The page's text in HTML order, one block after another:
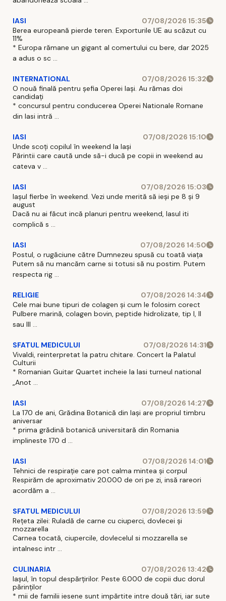
IASI
07/08/2026 15:35
Berea europeană pierde teren. Exporturile UE au scăzut cu
11%
* Europa rămane un gigant al comertului cu bere, dar 2025
a adus o sc ...
INTERNATIONAL
07/08/2026 15:32
O nouă finală pentru șefia Operei Iași. Au rămas doi
candidați
* concursul pentru conducerea Operei Nationale Romane
din Iasi intră ...
IASI
07/08/2026 15:10
Unde scoți copilul în weekend la Iași
Părintii care caută unde să-i ducă pe copii in weekend au
cateva v ...
IASI
07/08/2026 15:03
Iașul fierbe în weekend. Vezi unde merită să ieși pe 8 și 9
august
Dacă nu ai făcut incă planuri pentru weekend, Iasul iti
complică s ...
IASI
07/08/2026 14:50
Postul, o rugăciune către Dumnezeu spusă cu toată viața
Putem să nu mancăm carne si totusi să nu postim. Putem
respecta rig ...
RELIGIE
07/08/2026 14:34
Cele mai bune tipuri de colagen și cum le folosim corect
Pulbere marină, colagen bovin, peptide hidrolizate, tip I, II
sau III ...
SFATUL MEDICULUI
07/08/2026 14:31
Vivaldi, reinterpretat la patru chitare. Concert la Palatul
Culturii
* Romanian Guitar Quartet incheie la Iasi turneul national
„Anot ...
IASI
07/08/2026 14:27
La 170 de ani, Grădina Botanică din Iași are propriul timbru
aniversar
* prima grădină botanică universitară din Romania
implineste 170 d ...
IASI
07/08/2026 14:01
Tehnici de respirație care pot calma mintea și corpul
Respirăm de aproximativ 20.000 de ori pe zi, insă rareori
acordăm a ...
SFATUL MEDICULUI
07/08/2026 13:59
Rețeta zilei: Ruladă de carne cu ciuperci, dovlecei și
mozzarella
Carnea tocată, ciupercile, dovlecelul si mozzarella se
intalnesc intr ...
CULINARIA
07/08/2026 13:42
Iașul, în topul despărțirilor. Peste 6.000 de copii duc dorul
părinților
* mii de familii iesene sunt impărtite intre două tări, iar sute